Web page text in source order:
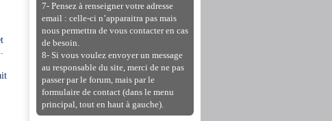
7- Pensez à renseigner votre adresse
email : celle-ci n’apparaitra pas mais
nous permettra de vous contacter en cas
de besoin.
8- Si vous voulez envoyer un message
au responsable du site, merci de ne pas
passer par le forum, mais par le
formulaire de contact (dans le menu
principal, tout en haut à gauche).